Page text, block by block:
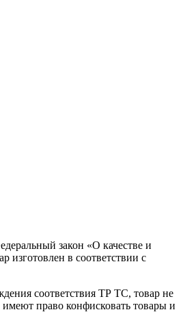
закон «О качестве и
изготовлен в соответствии с
соответствия ТР ТС, товар не
право конфисковать товары и